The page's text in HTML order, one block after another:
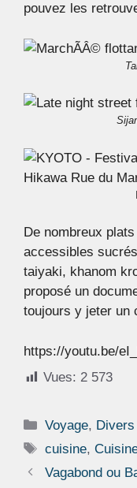
pouvez les
De nombreux
accessibles
taiyaki, khanom
proposé un
toujours y jeter un
https://youtu.be/
Vues: 2 573
Catégories
Voyage, Divers
Étiquettes
cuisine,
Vagabond ou